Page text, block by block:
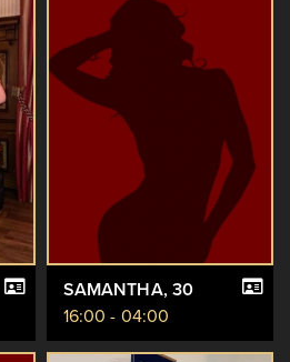
SAMANTHA, 30
16:00 - 04:00